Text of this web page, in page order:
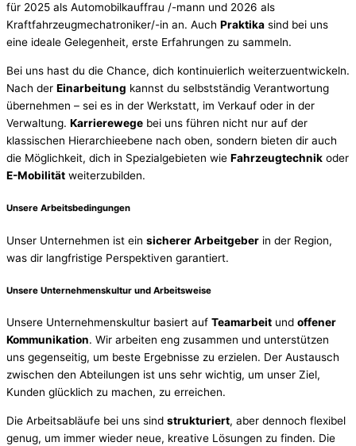
für 2025 als Automobilkauffrau /-mann und 2026 als
Kraftfahrzeugmechatroniker/-in an. Auch Praktika sind bei uns
eine ideale Gelegenheit, erste Erfahrungen zu sammeln.
Bei uns hast du die Chance, dich kontinuierlich weiterzuentwickeln.
Nach der Einarbeitung kannst du selbstständig Verantwortung
übernehmen – sei es in der Werkstatt, im Verkauf oder in der
Verwaltung. Karrierewege bei uns führen nicht nur auf der
klassischen Hierarchieebene nach oben, sondern bieten dir auch
die Möglichkeit, dich in Spezialgebieten wie Fahrzeugtechnik oder
E-Mobilität weiterzubilden.
Unsere Arbeitsbedingungen
Unser Unternehmen ist ein sicherer Arbeitgeber in der Region,
was dir langfristige Perspektiven garantiert.
Unsere Unternehmenskultur und Arbeitsweise
Unsere Unternehmenskultur basiert auf Teamarbeit und offener
Kommunikation. Wir arbeiten eng zusammen und unterstützen
uns gegenseitig, um beste Ergebnisse zu erzielen. Der Austausch
zwischen den Abteilungen ist uns sehr wichtig, um unser Ziel,
Kunden glücklich zu machen, zu erreichen.
Die Arbeitsabläufe bei uns sind strukturiert, aber dennoch flexibel
genug, um immer wieder neue, kreative Lösungen zu finden. Die